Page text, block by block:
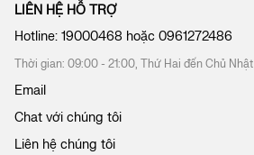
LIÊN HỆ HỖ TRỢ
Hotline: 19000468 hoặc 0961272486
Thời gian: 09:00 - 21:00, Thứ Hai đến Chủ Nhật
Email
Chat với chúng tôi
Liên hệ chúng tôi